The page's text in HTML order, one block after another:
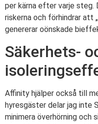
per kärna efter varje steg.
riskerna och förhindrar att
genererar oönskade
Säkerhets-
Affinity hjälper också till
hyresgäster delar jag inte
minimera överhörning och